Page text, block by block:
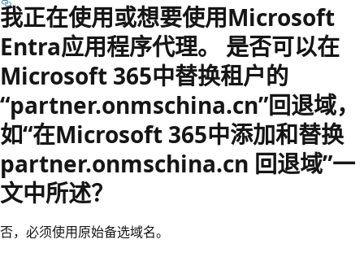
我正在使用或想要使用Microsoft
Entra应用程序代理。 是否可以在
Microsoft 365中替换租户的
“partner.onmschina.cn”回退域，
如“在Microsoft 365中添加和替换
partner.onmschina.cn 回退域”一
文中所述？
否，必须使用原始备选域名。